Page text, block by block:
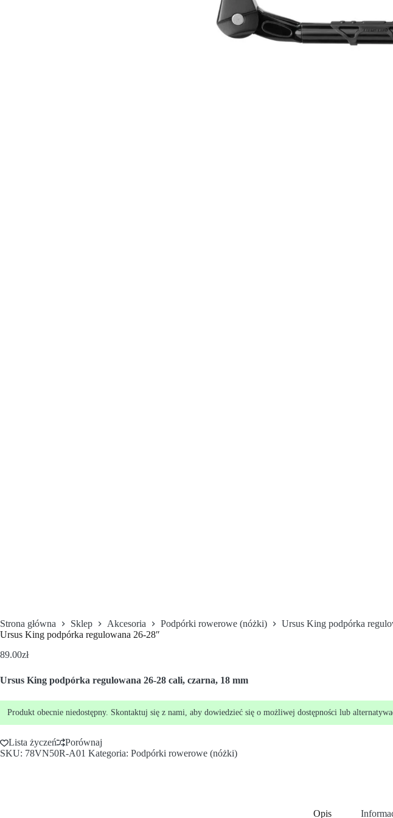
Strona główna Sklep Akcesoria Podpórki rowerowe (nóżki)
Ursus King podpórka
Ursus King podpórka regulowana 26-28″
89.00zł
Ursus King podpórka regulowana 26-28 cali, czarna, 18 mm
Produkt obecnie niedostępny. Skontaktuj się z nami, aby dowiedzieć się o możliwej dostępności lub
Lista życzeń
Porównaj
SKU: 78VN50R-A01 Kategoria: Podpórki rowerowe (nóżki)
Opis